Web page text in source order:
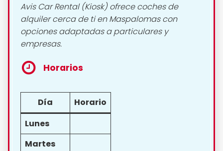
Avis Car Rental (Kiosk) ofrece coches de
alquiler cerca de ti en Maspalomas con
opciones adaptadas a particulares y
empresas.
Horarios
Día
Horario
Lunes
Martes